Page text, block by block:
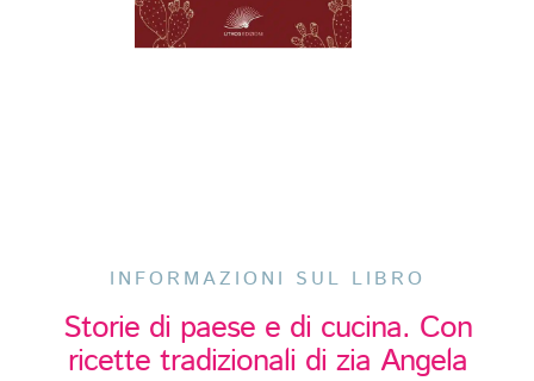
INFORMAZIONI SUL LIBRO
Storie di paese e di cucina. Con
ricette tradizionali di zia Angela